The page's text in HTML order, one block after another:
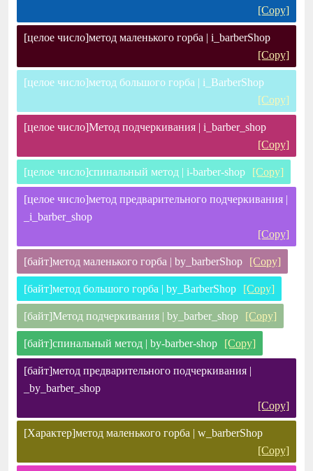
[Copy]
[целое число]метод маленького горба | i_barberShop
[Copy]
[целое число]метод большого горба | i_BarberShop
[Copy]
[целое число]Метод подчеркивания | i_barber_shop
[Copy]
[целое число]спинальный метод | i-barber-shop [Copy]
[целое число]метод предварительного подчеркивания |
_i_barber_shop
[Copy]
[байт]метод маленького горба | by_barberShop [Copy]
[байт]метод большого горба | by_BarberShop [Copy]
[байт]Метод подчеркивания | by_barber_shop [Copy]
[байт]спинальный метод | by-barber-shop [Copy]
[байт]метод предварительного подчеркивания |
_by_barber_shop
[Copy]
[Характер]метод маленького горба | w_barberShop
[Copy]